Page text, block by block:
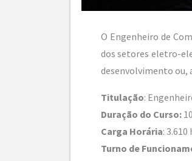
O Engenheiro de
dos setores eletro-
desenvolvimento ou,
Titulação:
Duração do Curso:
Carga Horária: 3.610
Turno de